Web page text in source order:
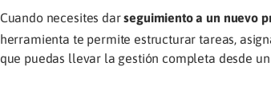
Cuando necesites darseguimiento a un nuevo
herramienta te permite estructurar tareas,
que puedas llevar la gestión completa desde